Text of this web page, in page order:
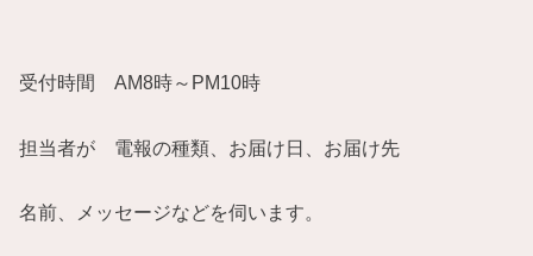
受付時間 AM8時～PM10時
担当者が 電報の種類、お届け日、お届け先
名前、メッセージなどを伺います。